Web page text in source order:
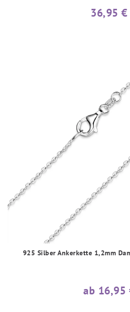
36,95 €
925 Silber Ankerkette 1,2mm
ab 16,95